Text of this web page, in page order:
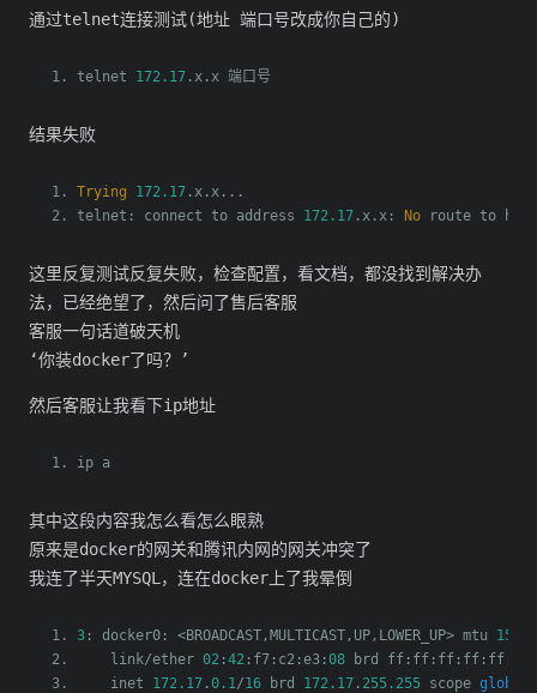
通过telnet连接测试(地址 端口号改成你自己的)
telnet 172.17 .x .x 端口号
结果失败
Trying 172.17 .x .x ...
telnet : connect to address 172.17 .x .x : No route to host
这里反复测试反复失败，检查配置，看文档，都没找到解决办
法，已经绝望了，然后问了售后客服
客服一句话道破天机
‘你装docker了吗？’
然后客服让我看下ip地址
ip a
其中这段内容我怎么看怎么眼熟
原来是docker的网关和腾讯内网的网关冲突了
我连了半天MYSQL，连在docker上了我晕倒
3 : docker0 : <BROADCAST , MULTICAST , UP , LOWER_UP> mtu 1500
    link
/ether 02 :42 : f7 : c2 :e3 :08 brd ff : ff : ff : ff : ff
    inet
172.17 .0.1/16 brd 172.17 . 255.255 scope global